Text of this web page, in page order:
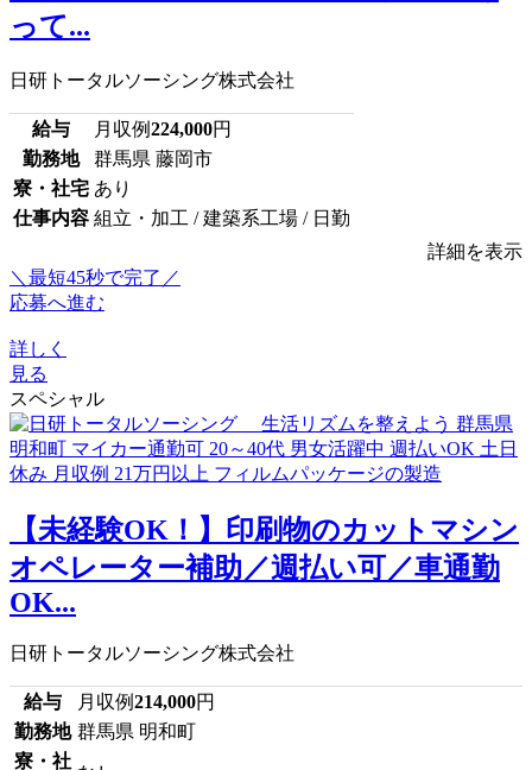
って...
日研トータルソーシング株式会社
給与 月収例224,000円
勤務地
群馬県 藤岡市
寮・社宅 あり
仕事内容 組立・加工 / 建築系工場 / 日勤
詳細を表示
＼最短45秒で完了／
応募へ進む
詳しく
見る
スペシャル
【未経験OK！】印刷物のカットマシン
オペレーター補助／週払い可／車通勤
OK...
日研トータルソーシング株式会社
給与 月収例214,000円
勤務地 群馬県 明和町
寮・社